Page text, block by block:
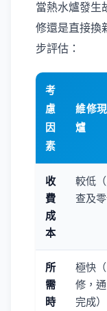
當熱水爐發生
修還是直接換
步評估：
考
慮
因
素
維修
爐
收
費
成
本
較低
查及零
所
需
時
極快
修，
完成）